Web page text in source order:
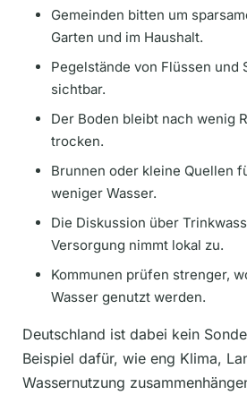
Gemeinden bitten um
Garten und im Haushalt.
Pegelstände von Flüssen und
sichtbar.
Der Boden bleibt nach wenig
trocken.
Brunnen oder kleine Quellen
weniger Wasser.
Die Diskussion über
Versorgung nimmt lokal zu.
Kommunen prüfen strenger,
Wasser genutzt werden.
Deutschland ist dabei kein
Beispiel dafür, wie eng Klima,
Wassernutzung